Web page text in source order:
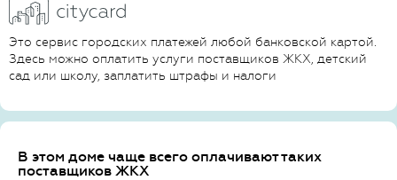
Это сервис городских платежей любой банковской картой.
Здесь можно оплатить услуги поставщиков ЖКХ, детский
сад или школу, заплатить штрафы и налоги
В этом доме чаще всего оплачивают таких
поставщиков ЖКХ